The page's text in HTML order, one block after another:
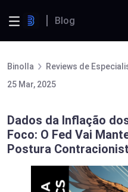
Blog
Binolla Reviews de
25 Mar, 2025
Dados da Inflação
Foco: O Fed Vai
Postura